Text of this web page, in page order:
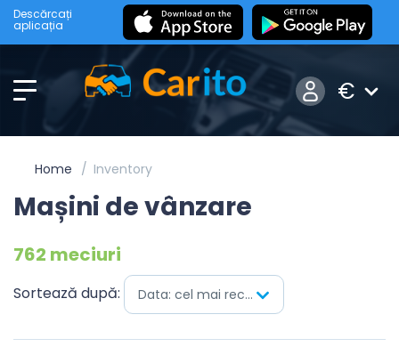
Descărcați
aplicația
€
Home Inventory
Mașini de vânzare
762 meciuri
Sortează după: Data: cel mai recent mai întâi